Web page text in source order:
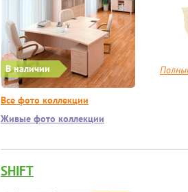
В наличии
Все фото коллекции
Живые фото коллекции
SHIFT